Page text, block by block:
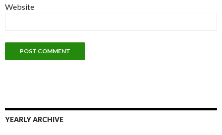
Website
YEARLY ARCHIVE